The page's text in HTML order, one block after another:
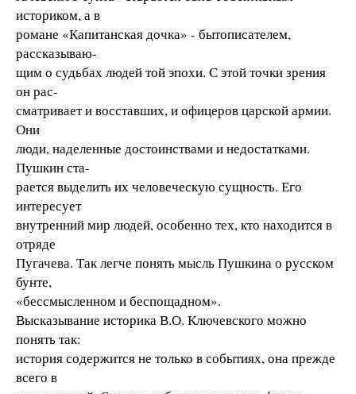
историком, а в
романе «Капитанская дочка» - бытописателем,
рассказываю-
щим о судьбах людей той эпохи. С этой точки зрения
он рас-
сматривает и восставших, и офицеров царской армии.
Они
люди, наделенные достоинствами и недостатками.
Пушкин ста-
рается выделить их человеческую сущность. Его
интересует
внутренний мир людей, особенно тех, кто находится в
отряде
Пугачева. Так легче понять мысль Пушкина о русском
бунте,
«бессмысленном и беспощадном».
Высказывание историка В.О. Ключевского можно
понять так:
история содержится не только в событиях, она прежде
всего в